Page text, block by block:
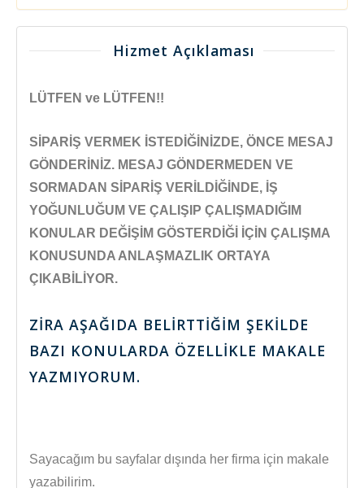
Hizmet Açıklaması
LÜTFEN ve LÜTFEN!!
SİPARİŞ VERMEK İSTEDİĞİNİZDE, ÖNCE MESAJ
GÖNDERİNİZ. MESAJ GÖNDERMEDEN VE
SORMADAN SİPARİŞ VERİLDİĞİNDE, İŞ
YOĞUNLUĞUM VE ÇALIŞIP ÇALIŞMADIĞIM
KONULAR DEĞİŞİM GÖSTERDİĞİ İÇİN ÇALIŞMA
KONUSUNDA ANLAŞMAZLIK ORTAYA
ÇIKABİLİYOR.
ZİRA AŞAĞIDA BELİRTTİĞİM ŞEKİLDE
BAZI KONULARDA ÖZELLİKLE MAKALE
YAZMIYORUM.
Sayacağım bu sayfalar dışında her firma için makale
yazabilirim.